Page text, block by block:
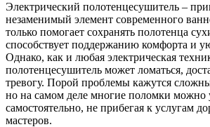
Электрический полотенцесушитель –
незаменимый элемент современного
только помогает сохранять полотенца
способствует поддержанию комфорта и
Однако, как и любая электрическая
полотенцесушитель может ломаться,
тревогу. Порой проблемы кажутся
но на самом деле многие поломки можно
самостоятельно, не прибегая к услугам
мастеров.